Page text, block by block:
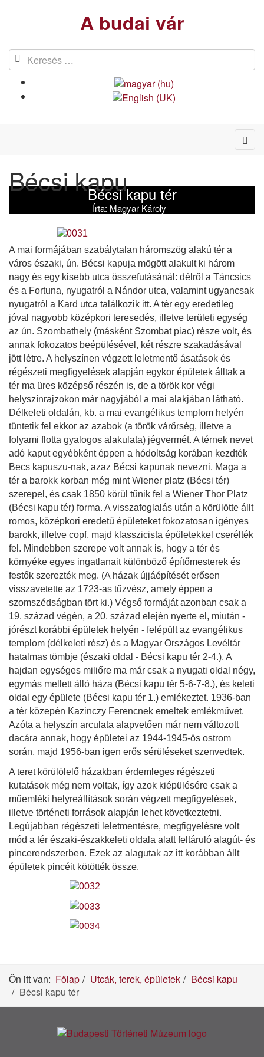
A budai vár
Bécsi kapuBécsi kapu tér
Írta: Magyar Károly
A mai formájában szabálytalan háromszög alakú tér a
város északi, ún. Bécsi kapuja mögött alakult ki három
nagy és egy kisebb utca összefutásánál: délről a Táncsics
és a Fortuna, nyugatról a Nándor utca, valamint ugyancsak
nyugatról a Kard utca találkozik itt. A tér egy eredetileg
jóval nagyobb középkori teresedés, illetve területi egység
az ún. Szombathely (másként Szombat piac) része volt, és
annak fokozatos beépülésével, két részre szakadásával
jött létre. A helyszínen végzett leletmentő ásatások és
régészeti megfigyelések alapján egykor épületek álltak a
tér ma üres középső részén is, de a török kor végi
helyszínrajzokon már nagyjából a mai alakjában látható.
Délkeleti oldalán, kb. a mai evangélikus templom helyén
tüntetik fel ekkor az azabok (a török várőrség, illetve a
folyami flotta gyalogos alakulata) jégvermét. A térnek nevet
adó kaput egyébként éppen a hódoltság korában kezdték
Becs kapuszu-nak, azaz Bécsi kapunak nevezni. Maga a
tér a barokk korban még mint Wiener platz (Bécsi tér)
szerepel, és csak 1850 körül tűnik fel a Wiener Thor Platz
(Bécsi kapu tér) forma. A visszafoglalás után a körülötte állt
romos, középkori eredetű épületeket fokozatosan igényes
barokk, illetve copf, majd klasszicista épületekkel cserélték
fel. Mindebben szerepe volt annak is, hogy a tér és
környéke egyes ingatlanait különböző építőmesterek és
festők szerezték meg. (A házak újjáépítését erősen
visszavetette az 1723-as tűzvész, amely éppen a
szomszédságban tört ki.) Végső formáját azonban csak a
19. század végén, a 20. század elején nyerte el, miután -
jórészt korábbi épületek helyén - felépült az evangélikus
templom (délkeleti rész) és a Magyar Országos Levéltár
hatalmas tömbje (északi oldal - Bécsi kapu tér 2-4.). A
hajdan egységes miliőre ma már csak a nyugati oldal négy,
egymás mellett álló háza (Bécsi kapu tér 5-6-7-8.), és keleti
oldal egy épülete (Bécsi kapu tér 1.) emlékeztet. 1936-ban
a tér közepén Kazinczy Ferencnek emeltek emlékművet.
Azóta a helyszín arculata alapvetően már nem változott
dacára annak, hogy épületei az 1944-1945-ös ostrom
során, majd 1956-ban igen erős sérüléseket szenvedtek.
A teret körülölelő házakban érdemleges régészeti
kutatások még nem voltak, így azok kiépülésére csak a
műemléki helyreállítások során végzett megfigyelések,
illetve történeti források alapján lehet következtetni.
Legújabban régészeti leletmentésre, megfigyelésre volt
mód a tér északi-északkeleti oldala alatt feltáruló alagút- és
pincerendszerben. Ezek az alagutak az itt korábban állt
épületek pincéit kötötték össze.
Ön itt van: Főlap Utcák, terek, épületek
Bécsi kapu
Bécsi kapu tér